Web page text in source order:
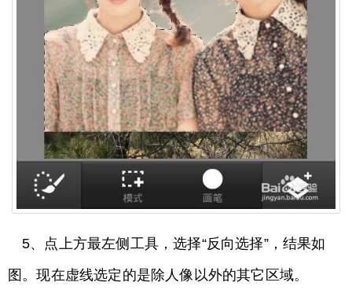
5、点上方最左侧工具，选择“反向选择”，结果如
图。现在虚线选定的是除人像以外的其它区域。